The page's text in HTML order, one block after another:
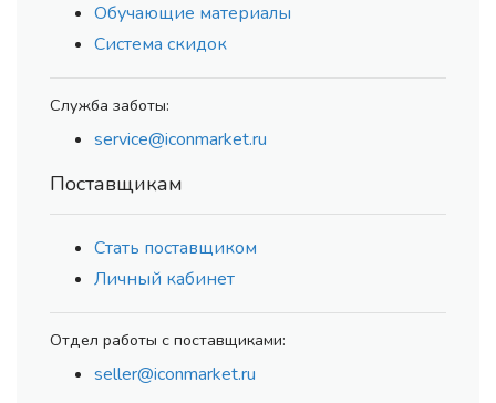
Обучающие материалы
Система скидок
Служба заботы:
service@iconmarket.ru
Поставщикам
Стать поставщиком
Личный кабинет
Отдел работы с поставщиками:
seller@iconmarket.ru